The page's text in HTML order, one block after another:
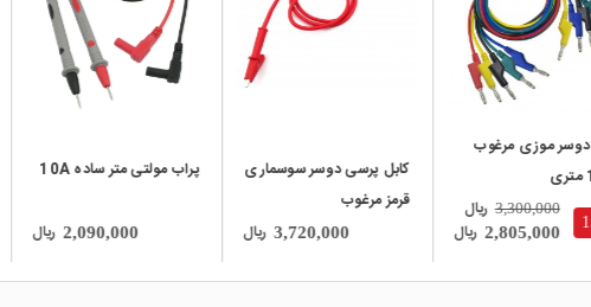
دوسر موزی مرغوب
2,805,000 ریال
3,300,000 ریال
کابل پرسی دوسر سوسماری
قرمز مرغوب
3,720,000 ریال
پراب مولتی متر ساده 10A
2,090,000 ریال